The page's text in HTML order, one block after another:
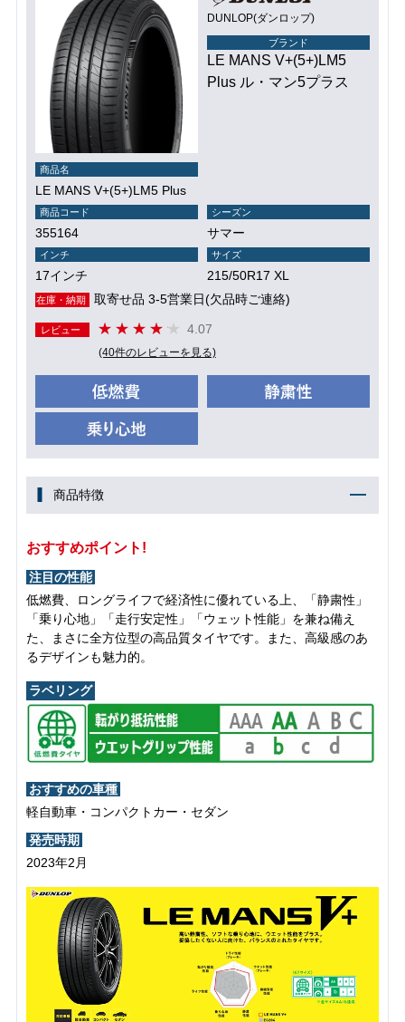
DUNLOP(ダンロップ)
ブランド
LE MANS V+(5+)LM5
Plus ル・マン5プラス
商品名
LE MANS V+(5+)LM5 Plus
商品コード
355164
シーズン
サマー
インチ
17インチ
サイズ
215/50R17 XL
在庫・納期 取寄せ品 3-5営業日(欠品時ご連絡)
レビュー 4.07
(40件のレビューを見る)
商品特徴
おすすめポイント!
注目の性能
低燃費、ロングライフで経済性に優れている上、「静粛性」
「乗り心地」「走行安定性」「ウェット性能」を兼ね備え
た、まさに全方位型の高品質タイヤです。また、高級感のあ
るデザインも魅力的。
ラベリング
おすすめの車種
軽自動車・コンパクトカー・セダン
発売時期
2023年2月